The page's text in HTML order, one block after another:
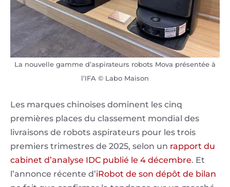
La nouvelle gamme d’aspirateurs robots Mova présentée à
l’IFA © Labo Maison
Les marques chinoises dominent les cinq
premières places du classement mondial des
livraisons de robots aspirateurs pour les trois
premiers trimestres de 2025, selon un rapport du
cabinet d’analyse IDC publié le 4 décembre. Et
l’annonce récente d’iRobot de son dépôt de bilan